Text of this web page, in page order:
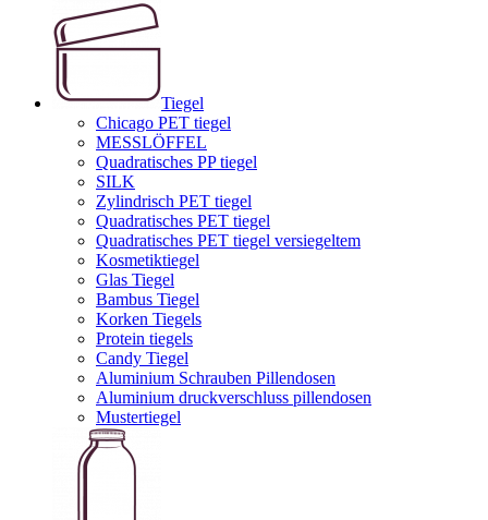
Tiegel
Chicago PET tiegel
MESSLÖFFEL
Quadratisches PP tiegel
SILK
Zylindrisch PET tiegel
Quadratisches PET tiegel
Quadratisches PET tiegel versiegeltem
Kosmetiktiegel
Glas Tiegel
Bambus Tiegel
Korken Tiegels
Protein tiegels
Candy Tiegel
Aluminium Schrauben Pillendosen
Aluminium druckverschluss pillendosen
Mustertiegel